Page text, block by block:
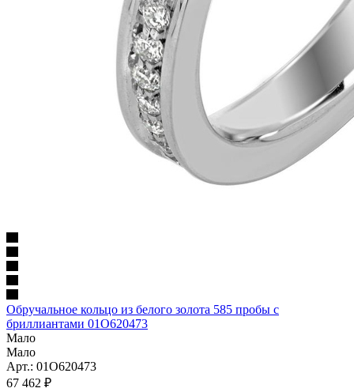
Обручальное кольцо из белого золота 585 пробы с
бриллиантами 01О620473
Мало
Мало
Арт.: 01О620473
67 462 ₽